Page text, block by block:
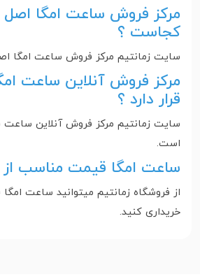
مرکز فروش ساعت امگا اصل
کجاست ؟
سایت زمانتیم مرکز فروش ساعت امگا
مرکز فروش آنلاین ساعت
قرار دارد ؟
سایت زمانتیم مرکز فروش آنلاین ساعت
است‌.
ساعت امگا قیمت مناسب از
از فروشگاه زمانتیم میتوانید ساعت
خریداری کنید.